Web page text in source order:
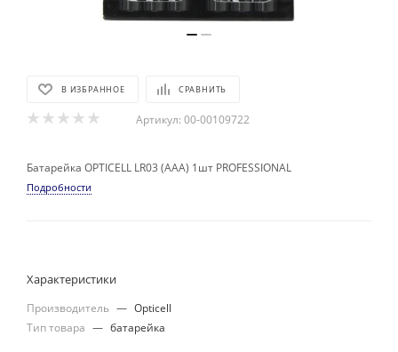
В ИЗБРАННОЕ СРАВНИТЬ
Артикул: 00-00109722
Батарейка OPTICELL LR03 (AAA) 1шт PROFESSIONAL
Подробности
Характеристики
Производитель — Opticell
Тип товара — батарейка